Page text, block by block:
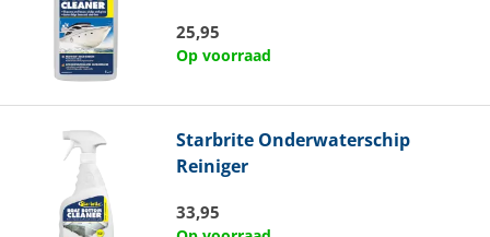
25,95
Op voorraad
Starbrite Onderwaterschip
Reiniger
33,95